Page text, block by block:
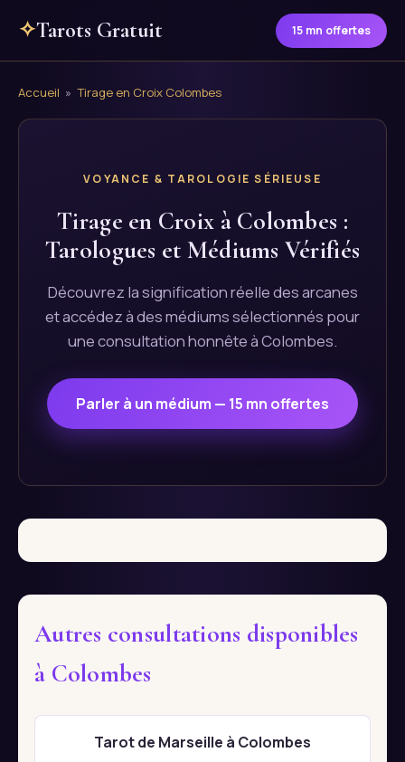
✧Tarots Gratuit 15 mn offertes
Accueil » Tirage en Croix Colombes
VOYANCE & TAROLOGIE SÉRIEUSE
Tirage en Croix à Colombes :
Tarologues et Médiums Vérifiés
Découvrez la signification réelle des arcanes
et accédez à des médiums sélectionnés pour
une consultation honnête à Colombes.
Parler à un médium — 15 mn offertes
Autres consultations disponibles
à Colombes
Tarot de Marseille à Colombes